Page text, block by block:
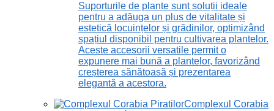
Suporturile de plante sunt soluții ideale
pentru a adăuga un plus de vitalitate și
estetică locuințelor și grădinilor, optimizând
spațiul disponibil pentru cultivarea plantelor.
Aceste accesorii versatile permit o
expunere mai bună a plantelor, favorizând
creșterea sănătoasă și prezentarea
elegantă a acestora.
Complexul Corabia